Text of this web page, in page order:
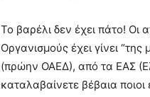
Το βαρέλι δεν έχει πάτο!
Οργανισμούς έχει γίνει
(πρώην ΟΑΕΔ), από τα ΕΑΣ
καταλαβαίνετε βέβαια ποιοι